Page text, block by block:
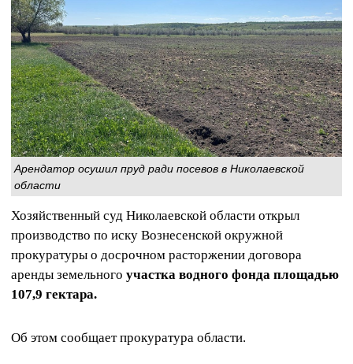
Арендатор осушил пруд ради посевов в Николаевской
области
Хозяйственный суд Николаевской области открыл
производство по иску Вознесенской окружной
прокуратуры о досрочном расторжении договора
аренды земельного участка водного фонда площадью
107,9 гектара.
Об этом сообщает прокуратура области.